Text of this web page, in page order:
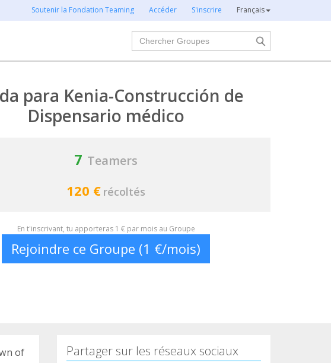
Soutenir la Fondation Teaming Accéder S'inscrire Français
Chercher
para Kenia-Construcción de
Dispensario médico
7 Teamers
120 € récoltés
En t'inscrivant, tu apporteras 1 € par mois au Groupe
Rejoindre ce Groupe (1 €/mois)
of
Partager sur les réseaux sociaux